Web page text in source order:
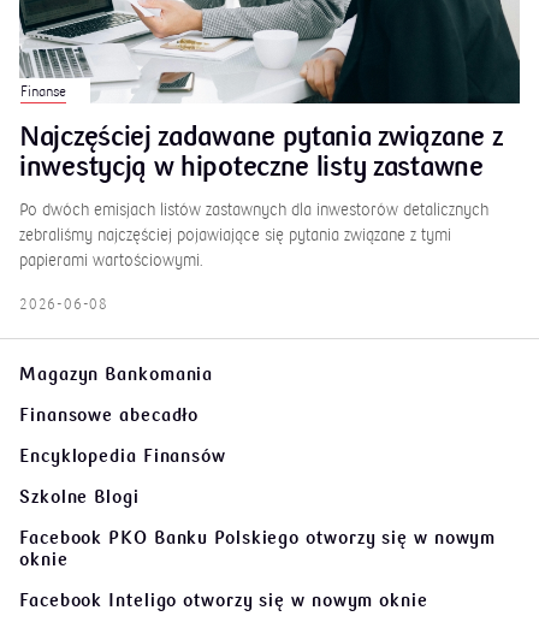
Finanse
Najczęściej zadawane pytania związane z
inwestycją w hipoteczne listy zastawne
Po dwóch emisjach listów zastawnych dla inwestorów detalicznych
zebraliśmy najczęściej pojawiające się pytania związane z tymi
papierami wartościowymi.
2026-06-08
Magazyn Bankomania
Finansowe abecadło
Encyklopedia Finansów
Szkolne Blogi
Facebook PKO Banku Polskiego otworzy się w nowym
oknie
Facebook Inteligo otworzy się w nowym oknie